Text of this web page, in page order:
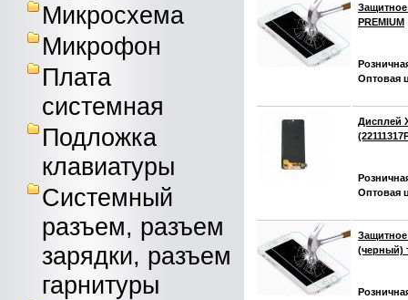
Микросхема
Микрофон
Плата
системная
Подложка
клавиатуры
Системный
разъем, разъем
зарядки, разъем
гарнитуры
Защитное
PREMIUM
Оптовая
Дисплей
Оптовая
Защитное
(черный)